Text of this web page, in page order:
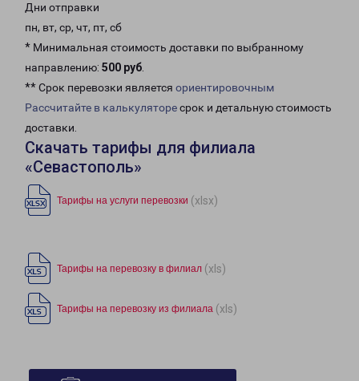
Дни отправки
пн, вт, ср, чт, пт, сб
* Минимальная стоимость доставки по выбранному
направлению: 500 руб.
** Срок перевозки является ориентировочным
Рассчитайте в калькуляторесрок и детальную стоимость
доставки.
Скачать тарифы для филиала
«Севастополь»
Тарифы на услуги перевозки (xlsx)
Тарифы на перевозку в филиал (xls)
Тарифы на перевозку из филиала (xls)